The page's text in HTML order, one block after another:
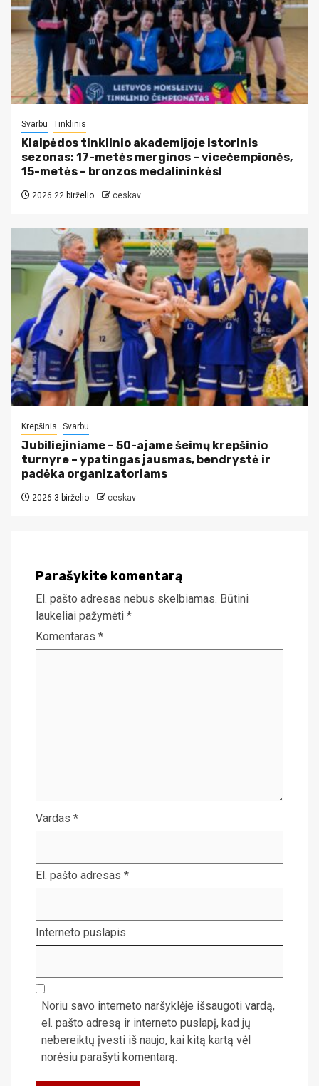
Svarbu Tinklinis
Klaipėdos tinklinio akademijoje istorinis
sezonas: 17-metės merginos – vicečempionės,
15-metės – bronzos medalininkės!
2026 22 birželio ceskav
Krepšinis Svarbu
Jubiliejiniame – 50-ajame šeimų krepšinio
turnyre – ypatingas jausmas, bendrystė ir
padėka organizatoriams
2026 3 birželio ceskav
Parašykite komentarą
El. pašto adresas nebus skelbiamas. Būtini
laukeliai pažymėti *
Komentaras *
Vardas *
El. pašto adresas *
Interneto puslapis
Noriu savo interneto naršyklėje išsaugoti vardą,
el. pašto adresą ir interneto puslapį, kad jų
nebereiktų įvesti iš naujo, kai kitą kartą vėl
norėsiu parašyti komentarą.